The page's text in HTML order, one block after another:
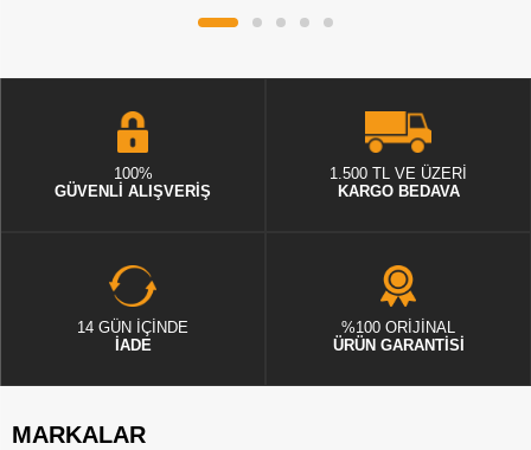
100%
GÜVENLİ ALIŞVERİŞ
1.500 TL VE ÜZERİ
KARGO BEDAVA
14 GÜN İÇİNDE
İADE
%100 ORİJİNAL
ÜRÜN GARANTİSİ
MARKALAR